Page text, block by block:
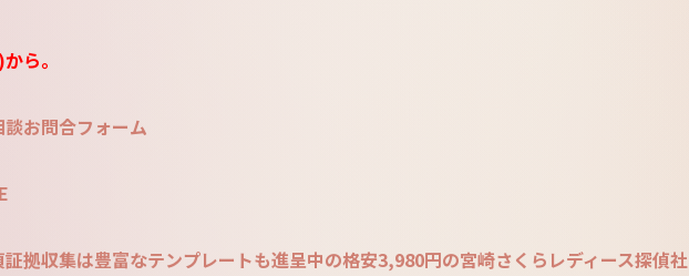
ら。
お問合フォーム
拠収集は豊富なテンプレートも進呈中の格安3,980円の宮崎さくらレディース探偵社